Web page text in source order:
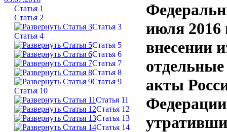
Статья 1
Статья 2
Статья 3
Статья 4
Статья 5
Статья 6
Статья 7
Статья 8
Статья 9
Статья 10
Статья 11
Статья 12
Статья 13
Статья 14
июля
внесении
акты